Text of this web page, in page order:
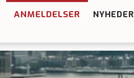
ANMELDELSER NYHEDER